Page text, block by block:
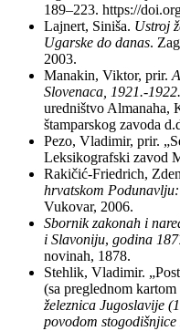
189–223. https://
Lajnert, Siniša. Ustroj
Ugarske do danas.
2003.
Manakin, Viktor, prir.
Slovenaca, 1921.-1922.
uredništvo Almanaha,
štamparskog zavoda
Pezo, Vladimir, prir.
Leksikografski zavod
Rakičić-Friedrich,
hrvatskom
Vukovar, 2006.
Sbornik zakonah i
i Slavoniju, godina
novinah, 1878.
Stehlik, Vladimir.
(sa preglednom
železnica Jugoslavije
povodom